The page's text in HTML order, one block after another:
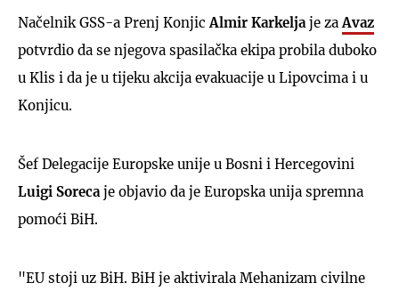
Načelnik GSS-a Prenj Konjic Almir Karkelja je za Avaz
potvrdio da se njegova spasilačka ekipa probila duboko
u Klis i da je u tijeku akcija evakuacije u Lipovcima i u
Konjicu.
Šef Delegacije Europske unije u Bosni i Hercegovini
Luigi Soreca je objavio da je Europska unija spremna
pomoći BiH.
"EU stoji uz BiH. BiH je aktivirala Mehanizam civilne